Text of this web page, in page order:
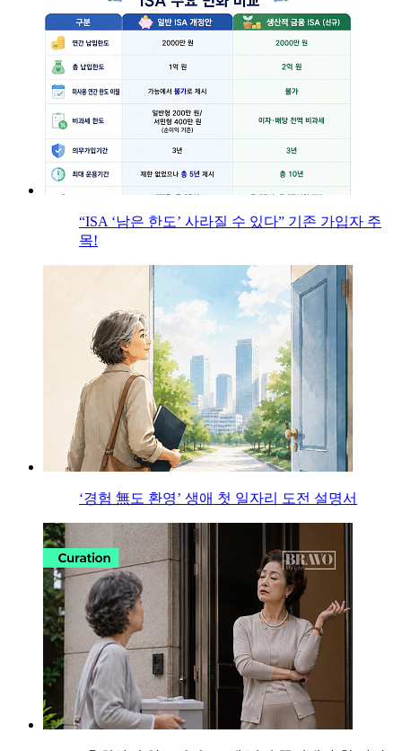
“ISA ‘남은 한도’ 사라질 수 있다” 기존 가입자 주
목!
‘경험 無도 환영’ 생애 첫 일자리 도전 설명서